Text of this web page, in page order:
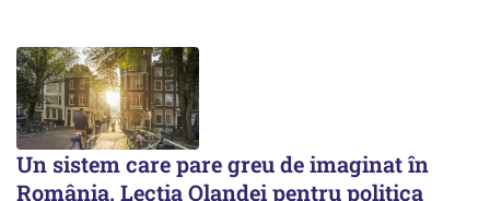
Un sistem care pare greu de imaginat în
România. Lecția Olandei pentru politica